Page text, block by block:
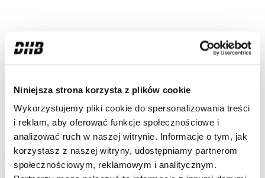
Niniejsza strona korzysta z plików cookie
Wykorzystujemy pliki cookie do spersonalizowania treści
i reklam, aby oferować funkcje społecznościowe i
analizować ruch w naszej witrynie. Informacje o tym, jak
korzystasz z naszej witryny, udostępniamy partnerom
społecznościowym, reklamowym i analitycznym.
WIEDZY
ZOBACZ WIĘCEJ